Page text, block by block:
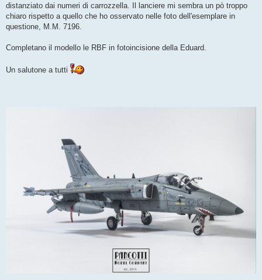
distanziato dai numeri di carrozzella. Il lanciere mi sembra un pò troppo
chiaro rispetto a quello che ho osservato nelle foto dell'esemplare in
questione, M.M. 7196.
Completano il modello le RBF in fotoincisione della Eduard.
Un salutone a tutti